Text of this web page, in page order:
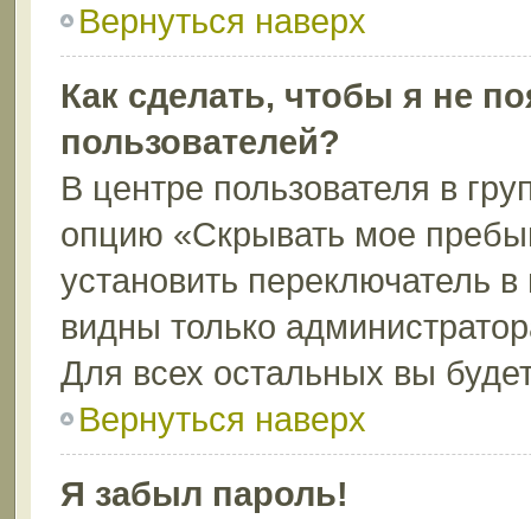
Вернуться наверх
Как сделать, чтобы я не
пользователей?
В центре пользователя в
опцию «Скрывать мое
установить переключатель
видны только
Для всех остальных вы
Вернуться наверх
Я забыл пароль!